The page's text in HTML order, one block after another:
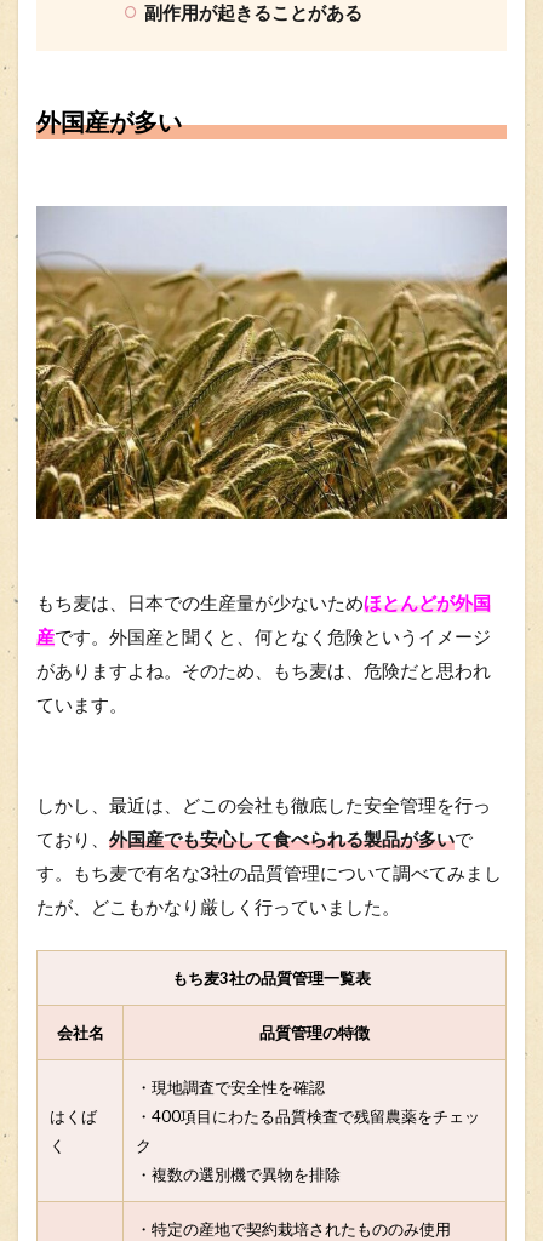
副作用が起きることがある
外国産が多い
もち麦は、日本での生産量が少ないためほとんどが外国
産です。外国産と聞くと、何となく危険というイメージ
がありますよね。そのため、もち麦は、危険だと思われ
ています。
しかし、最近は、どこの会社も徹底した安全管理を行っ
ており、 外国産でも安心して食べられる製品が多いで
す。もち麦で有名な3社の品質管理について調べてみまし
たが、どこもかなり厳しく行っていました。
もち麦3社の品質管理一覧表
会社名 品質管理の特徴
はくば
く
・現地調査で安全性を確認
・400項目にわたる品質検査で残留農薬をチェッ
ク
・複数の選別機で異物を排除
・特定の産地で契約栽培されたもののみ使用